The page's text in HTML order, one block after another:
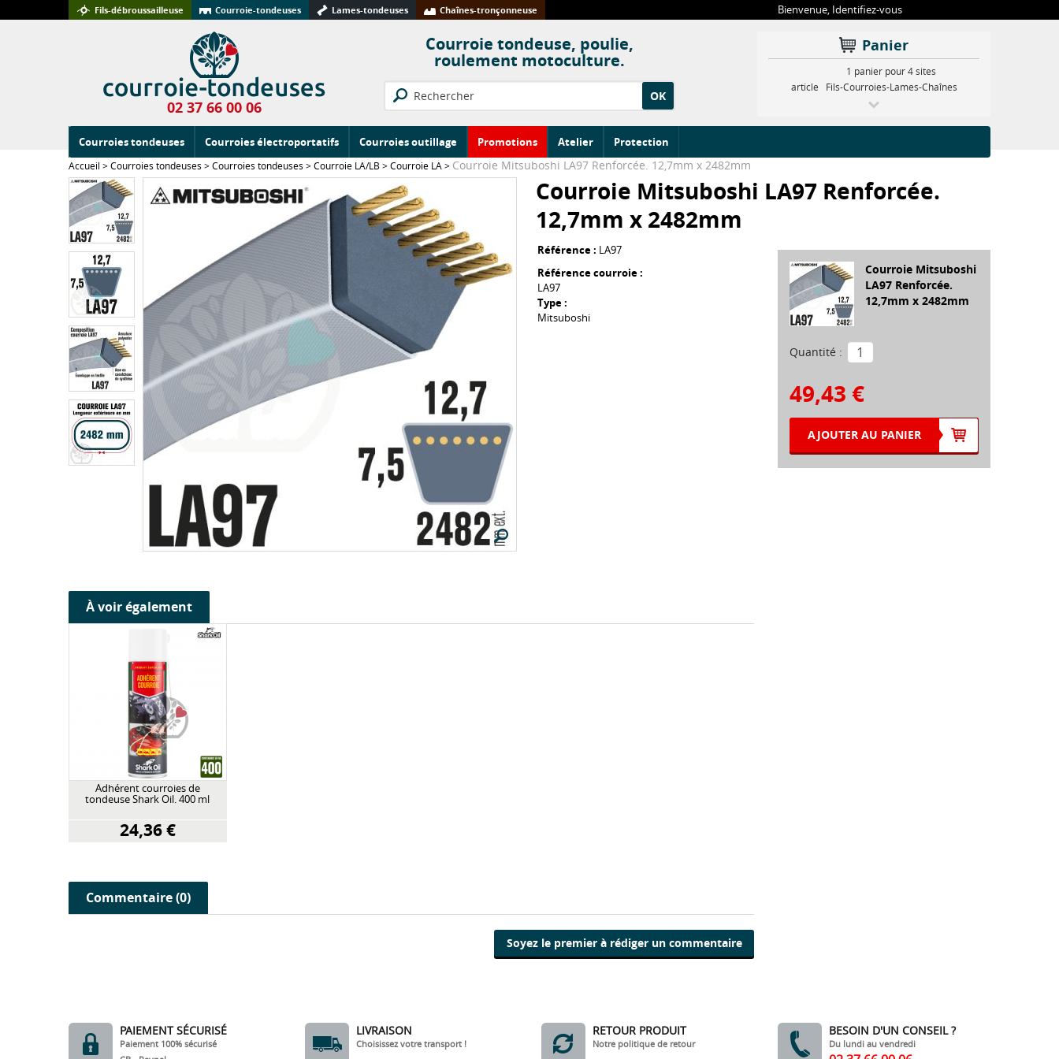
Fils-débroussailleuse Courroie-tondeuses Lames-tondeuses Chaînes-tronçonneuse Bienvenue, Identifiez-vous
02 37 66 00 06
Courroie tondeuse, poulie,
roulement motoculture.
OK
Panier
article
1 panier pour 4 sites
Fils-Courroies-Lames-Chaînes
Courroies tondeuses Courroies électroportatifs Courroies outillage Promotions Atelier Protection
Accueil >Courroies tondeuses >Courroies tondeuses >Courroie LA/LB >Courroie LA > Courroie Mitsuboshi LA97 Renforcée. 12,7mm x 2482mm
Courroie Mitsuboshi LA97 Renforcée.
12,7mm x 2482mm
Référence : LA97
Référence courroie :
LA97
Type :
Mitsuboshi
À voir également
Adhérent courroies de
tondeuse Shark Oil. 400 ml
24,36 €
Commentaire (0)
Soyez le premier à rédiger un commentaire
Courroie Mitsuboshi
LA97 Renforcée.
12,7mm x 2482mm
Quantité :
49,43 €
AJOUTER AU PANIER
PAIEMENT SÉCURISÉ
Paiement 100% sécurisé
LIVRAISON
Choisissez votre transport !
RETOUR PRODUIT
Notre politique de retour
BESOIN D'UN CONSEIL ?
Du lundi au vendredi